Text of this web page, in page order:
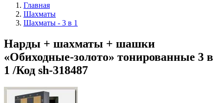
Главная
Шахматы
Шахматы - 3 в 1
Нарды + шахматы + шашки
«Обиходные-золото» тонированные 3 в
1 /Код sh-318487